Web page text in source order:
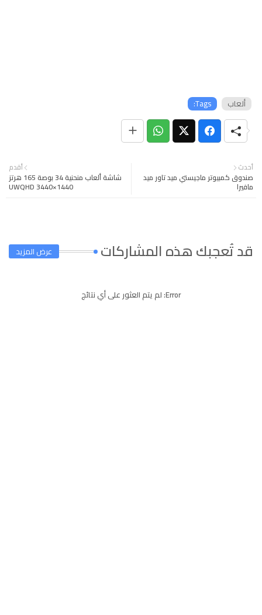
Tags: ألعاب
أحدث
صندوق كمبيوتر ماجيستي ميد تاور ميد
مافيرا
أقدم
شاشة ألعاب منحنية 34 بوصة 165 هرتز
UWQHD 3440×1440
قد تُعجبك هذه المشاركات عرض المزيد
Error: لم يتم العثور على أي نتائج